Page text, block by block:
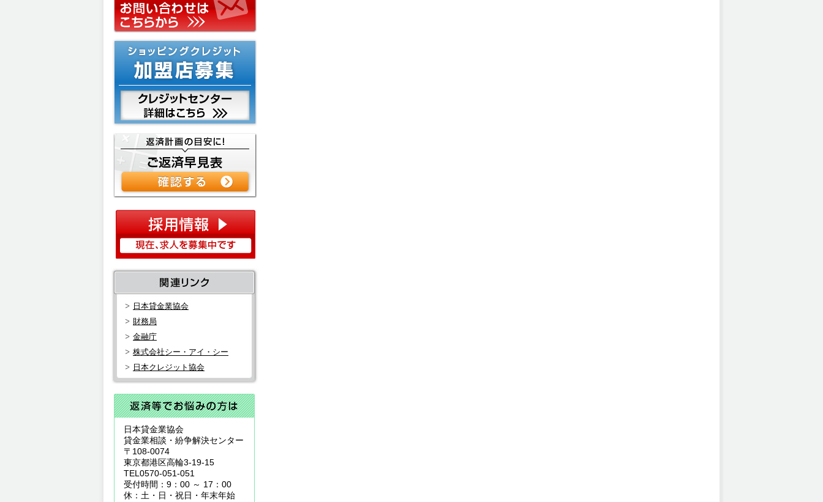
日本貸金業協会
財務局
金融庁
株式会社シー・アイ・シー
日本クレジット協会
日本貸金業協会
貸金業相談・紛争解決センター
〒108-0074
東京都港区高輪3-19-15
TEL0570-051-051
受付時間：9：00 ～ 17：00
休：土・日・祝日・年末年始